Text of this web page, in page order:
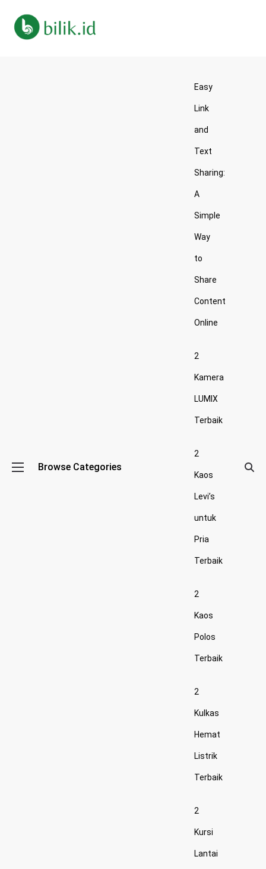
Browse Categories
Easy
Link
and
Text
Sharing:
A
Simple
Way
to
Share
Content
Online
2
Kamera
LUMIX
Terbaik
2
Kaos
Levi’s
untuk
Pria
Terbaik
2
Kaos
Polos
Terbaik
2
Kulkas
Hemat
Listrik
Terbaik
2
Kursi
Lantai